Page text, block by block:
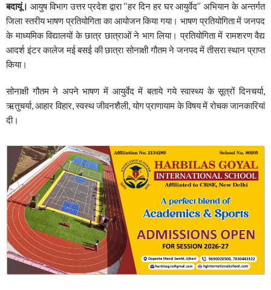
बदायूं। आयुष विभाग उत्तर प्रदेश द्वारा ‘‘हर दिन हर घर आयुर्वेद’’ अभियान के अन्तर्गत
जिला स्तरीय भाषण प्रतियोगिता का आयोजन किया गया। भाषण प्रतियोगिता में जनपद
के माध्यमिक विद्यालयों के छात्र छात्राओं ने भाग लिया। प्रतियोगिता में रामशरण वैद्य
आदर्श इंटर कालेज मई बसई की छात्रा सोनाक्षी गौतम ने जनपद में तीसरा स्थान प्राप्त
किया।
सोनाक्षी गौतम ने अपने भाषण में आयुर्वेद में बताये गये स्वास्थ्य के सूत्रों दिनचर्या,
ऋतुचर्या, आहार विहार, स्वस्थ जीवनशैली, योग प्राणायाम के विषय में रोचक जानकारियां
दी।